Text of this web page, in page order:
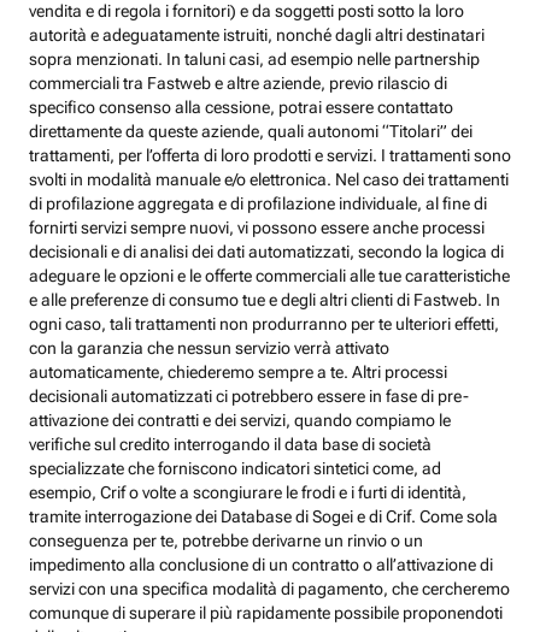
vendita e di regola i fornitori) e da soggetti posti sotto la loro
autorità e adeguatamente istruiti, nonché dagli altri destinatari
sopra menzionati. In taluni casi, ad esempio nelle partnership
commerciali tra Fastweb e altre aziende, previo rilascio di
specifico consenso alla cessione, potrai essere contattato
direttamente da queste aziende, quali autonomi “Titolari” dei
trattamenti, per l’offerta di loro prodotti e servizi. I trattamenti sono
svolti in modalità manuale e/o elettronica. Nel caso dei trattamenti
di profilazione aggregata e di profilazione individuale, al fine di
fornirti servizi sempre nuovi, vi possono essere anche processi
decisionali e di analisi dei dati automatizzati, secondo la logica di
adeguare le opzioni e le offerte commerciali alle tue caratteristiche
e alle preferenze di consumo tue e degli altri clienti di Fastweb. In
ogni caso, tali trattamenti non produrranno per te ulteriori effetti,
con la garanzia che nessun servizio verrà attivato
automaticamente, chiederemo sempre a te. Altri processi
decisionali automatizzati ci potrebbero essere in fase di pre-
attivazione dei contratti e dei servizi, quando compiamo le
verifiche sul credito interrogando il data base di società
specializzate che forniscono indicatori sintetici come, ad
esempio, Crif o volte a scongiurare le frodi e i furti di identità,
tramite interrogazione dei Database di Sogei e di Crif. Come sola
conseguenza per te, potrebbe derivarne un rinvio o un
impedimento alla conclusione di un contratto o all’attivazione di
servizi con una specifica modalità di pagamento, che cercheremo
comunque di superare il più rapidamente possibile proponendoti